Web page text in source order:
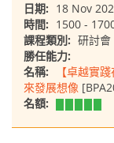
日期: 18 Nov
時間: 1500 -
課程類別: 研討會
勝任能力:
名稱:
【卓越實
來發展想像
名額: